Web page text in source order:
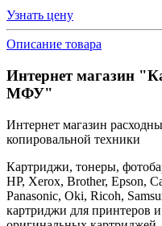
Узнать цену
Описание товара
Интернет магазин
МФУ"
Интернет магазин
копировальной техники
Картриджи, тонеры,
HP, Xerox, Brother, Epson,
Panasonic, Oki, Ricoh,
картриджи для принтеров